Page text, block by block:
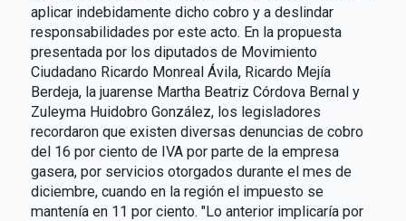
aplicar indebidamente dicho cobro y a deslindar
responsabilidades por este acto. En la propuesta
presentada por los diputados de Movimiento
Ciudadano Ricardo Monreal Ávila, Ricardo Mejía
Berdeja, la juarense Martha Beatriz Córdova Bernal y
Zuleyma Huidobro González, los legisladores
recordaron que existen diversas denuncias de cobro
del 16 por ciento de IVA por parte de la empresa
gasera, por servicios otorgados durante el mes de
diciembre, cuando en la región el impuesto se
mantenía en 11 por ciento. "Lo anterior implicaría por